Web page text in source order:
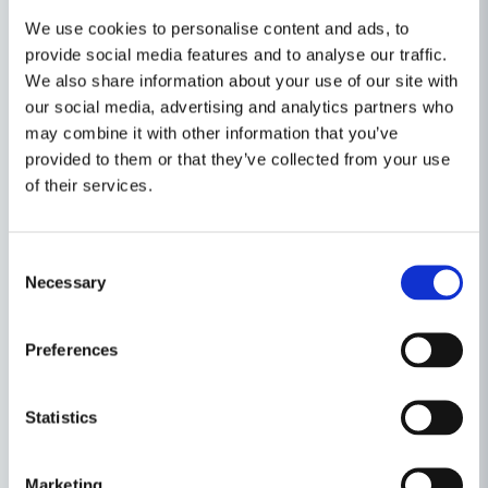
We use cookies to personalise content and ads, to
provide social media features and to analyse our traffic.
We also share information about your use of our site with
our social media, advertising and analytics partners who
may combine it with other information that you’ve
provided to them or that they’ve collected from your use
of their services.
Selection
Necessary
Preferences
Statistics
Marketing
Funktion Bosch konstantelektronik
Funktion Dammuppsugning
Funktion Softgrip
Levereras med
Centreringsstift 2 609 200 310
Kopierhylsa Ø 17 mm 2 609 200 138
Notfräs Ø 8 mm 2 608 628 381
Sugadapter 2 600 499 077
Plastväska 2 605 438 64
Egenskaper
Recensioner (1)